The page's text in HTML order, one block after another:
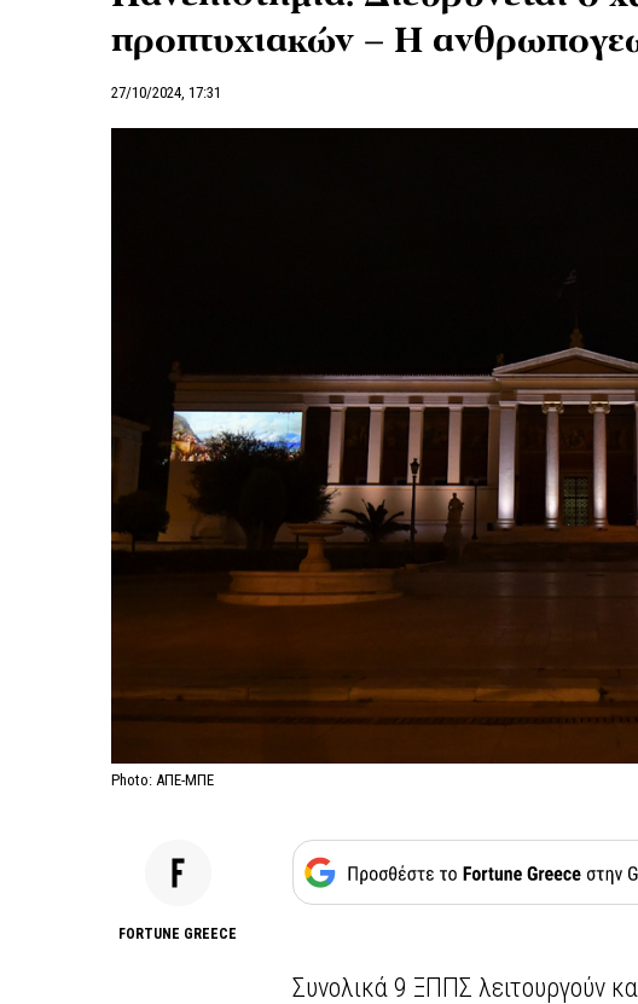
προπτυχιακών – Η
27/10/2024, 17:31
Photo: ΑΠΕ-ΜΠΕ
FORTUNE GREECE
Συνολικά 9 ΞΠΠΣ λειτουργούν